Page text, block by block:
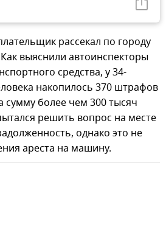
рассекал по городу
выяснили автоинспекторы
средства, у 34-
накопилось 370 штрафов
более чем 300 тысяч
решить вопрос на месте
однако это не
ареста на машину.